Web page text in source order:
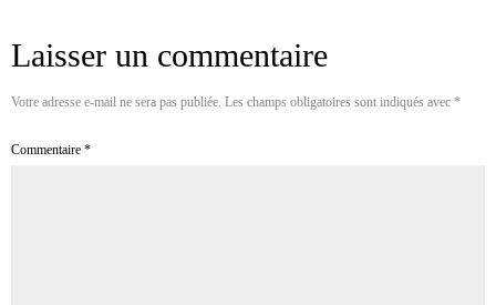
Laisser un commentaire
Votre adresse e-mail ne sera pas publiée. Les champs obligatoires sont indiqués avec *
Commentaire *